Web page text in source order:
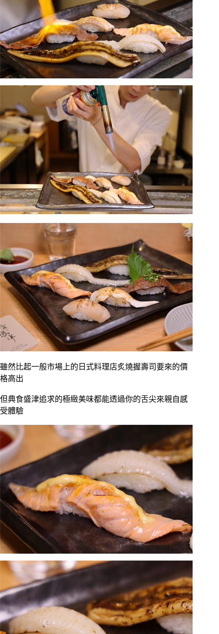
雖然比起一般市場上的日式料理店炙燒握壽司要來的價
格高出
但典食盛津追求的極緻美味都能透過你的舌尖來親自感
受體驗